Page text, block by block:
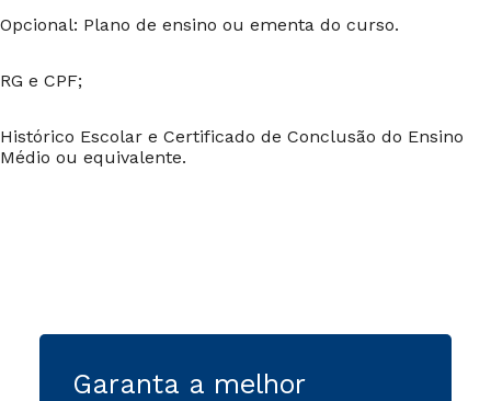
Opcional: Plano de ensino ou ementa do curso.
RG e CPF;
Histórico Escolar e Certificado de Conclusão do Ensino
Médio ou equivalente.
Garanta a melhor